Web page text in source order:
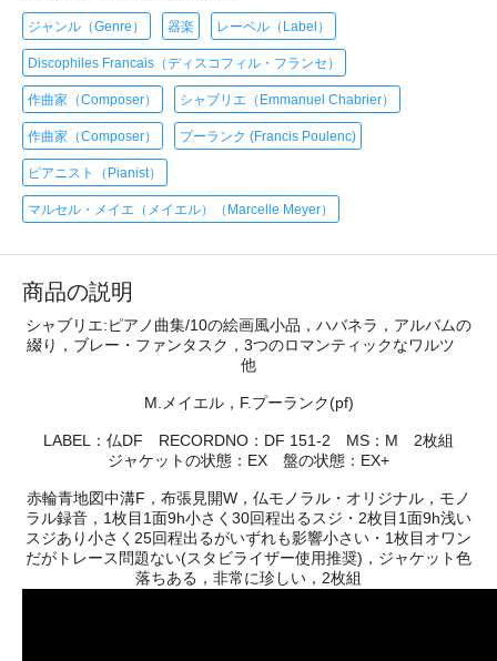
ジャンル（Genre） 器楽 レーベル（Label）
Discophiles Francais（ディスコフィル・フランセ）
作曲家（Composer） シャブリエ（Emmanuel Chabrier）
作曲家（Composer） プーランク (Francis Poulenc)
ピアニスト（Pianist）
マルセル・メイエ（メイエル）（Marcelle Meyer）
商品の説明
シャブリエ:ピアノ曲集/10の絵画風小品，ハバネラ，アルバムの
綴り，ブレー・ファンタスク，3つのロマンティックなワルツ
他
M.メイエル，F.プーランク(pf)
LABEL：仏DF RECORDNO：DF 151-2 MS：M 2枚組
ジャケットの状態：EX 盤の状態：EX+
赤輪青地図中溝F，布張見開W，仏モノラル・オリジナル，モノ
ラル録音，1枚目1面9h小さく30回程出るスジ・2枚目1面9h浅い
スジあり小さく25回程出るがいずれも影響小さい・1枚目オワン
だがトレース問題ない(スタビライザー使用推奨)，ジャケット色
落ちある，非常に珍しい，2枚組